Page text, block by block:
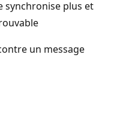
synchronise plus et
un message